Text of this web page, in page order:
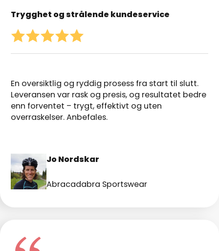
Trygghet og strålende kundeservice
En oversiktlig og ryddig prosess fra start til slutt.
Leveransen var rask og presis, og resultatet bedre
enn forventet – trygt, effektivt og uten
overraskelser. Anbefales.
Jo Nordskar
Abracadabra Sportswear